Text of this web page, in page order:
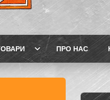
ПРО НАС